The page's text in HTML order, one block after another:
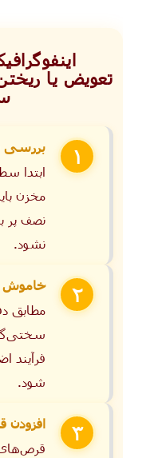
اینفوگرافیک: ۵
تعویض یا
۱
ابتدا
مخزن
نصف پر
نشود.
۲ خاموش
مطابق
فرآیند
شود.
۳